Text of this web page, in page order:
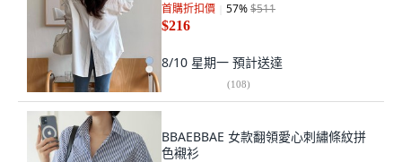
首購折扣價 57%$511
$216
8/10 星期一 預計送達
(108)
BBAEBBAE 女款翻領愛心刺繡條紋拼
色襯衫